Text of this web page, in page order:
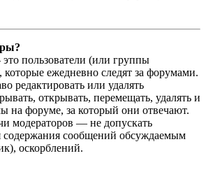
пользователи (или группы
которые ежедневно следят за форумами.
редактировать или удалять
открывать, перемещать, удалять и
на форуме, за который они отвечают.
модераторов — не допускать
содержания сообщений обсуждаемым
оскорблений.